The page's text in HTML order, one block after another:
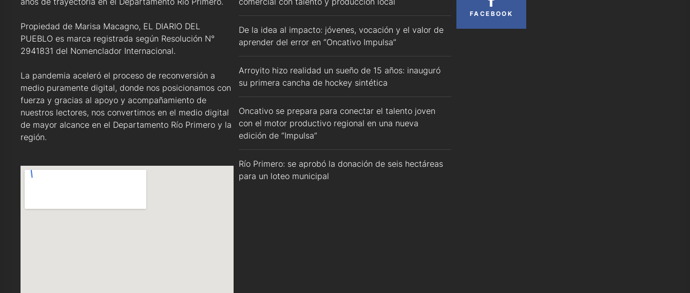
Propiedad de Marisa Macagno, EL DIARIO DEL
PUEBLO es marca registrada según Resolución N°
2941831 del Nomenclador Internacional.
La pandemia aceleró el proceso de reconversión a
medio puramente digital, donde nos posicionamos con
fuerza y gracias al apoyo y acompañamiento de
nuestros lectores, nos convertimos en el medio digital
de mayor alcance en el Departamento Río Primero y la
región.
De la idea al impacto: jóvenes, vocación y el valor de
aprender del error en “Oncativo Impulsa”
Arroyito hizo realidad un sueño de 15 años: inauguró
su primera cancha de hockey sintética
Oncativo se prepara para conectar el talento joven
con el motor productivo regional en una nueva
edición de “Impulsa”
Río Primero: se aprobó la donación de seis hectáreas
para un loteo municipal
FACEBOOK